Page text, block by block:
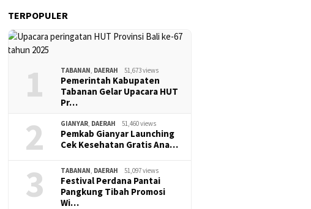
TERPOPULER
1 TABANAN, DAERAH 51,673 views
Pemerintah Kabupaten
Tabanan Gelar Upacara HUT
Pr…
2 GIANYAR, DAERAH 51,460 views
Pemkab Gianyar Launching
Cek Kesehatan Gratis Ana…
3 TABANAN, DAERAH 51,097 views
Festival Perdana Pantai
Pangkung Tibah Promosi
Wi…